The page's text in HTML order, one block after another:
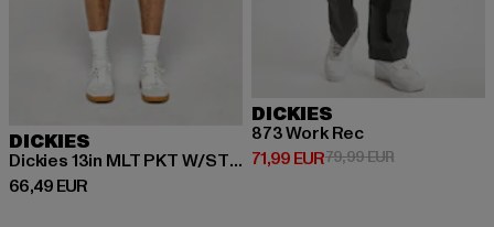
DICKIES
Dickies 13in MLT PKT W/ST Rec Shorts
66,49 EUR
Derzeitiger Preis: 66,49 EUR
DICKIES
873 Work Rec
71,99 EUR
Derzeitiger Preis: 71,99 EUR
79,99 EURAktionspreis: